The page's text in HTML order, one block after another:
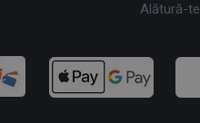
Alătură-